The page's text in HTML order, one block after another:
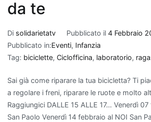
da te
Di solidarietatv Pubblicato il 4 Febbraio
Pubblicato in:Eventi, Infanzia
Tag: biciclette, Ciclofficina, laboratorio,
Sai già come riparare la tua bicicletta? Ti
a regolare i freni, riparare le ruote e molto
Raggiungici DALLE 15 ALLE 17… Venerdì
San Paolo Venerdì 14 febbraio al NOI San